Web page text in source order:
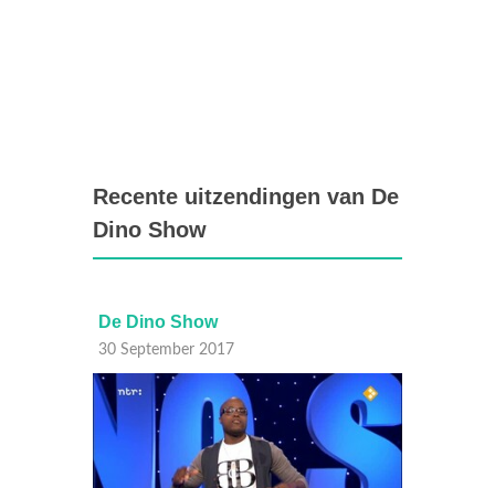
Recente uitzendingen van De
Dino Show
De Dino Show
30 September 2017